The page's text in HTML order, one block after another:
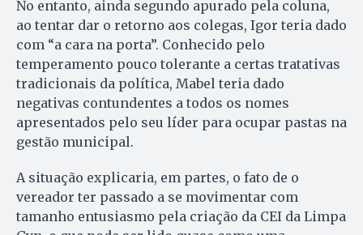
No entanto, ainda segundo apurado pela coluna,
ao tentar dar o retorno aos colegas, Igor teria dado
com “a cara na porta”. Conhecido pelo
temperamento pouco tolerante a certas tratativas
tradicionais da política, Mabel teria dado
negativas contundentes a todos os nomes
apresentados pelo seu líder para ocupar pastas na
gestão municipal.
A situação explicaria, em partes, o fato de o
vereador ter passado a se movimentar com
tamanho entusiasmo pela criação da CEI da Limpa